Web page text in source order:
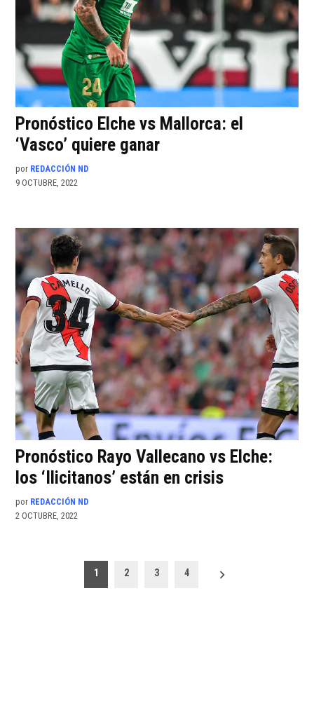
Pronóstico Elche vs Mallorca: el
‘Vasco’ quiere ganar
por REDACCIÓN ND
9 OCTUBRE, 2022
Pronóstico Rayo Vallecano vs Elche:
los ‘Ilicitanos’ están en crisis
por REDACCIÓN ND
2 OCTUBRE, 2022
1 2 3 4